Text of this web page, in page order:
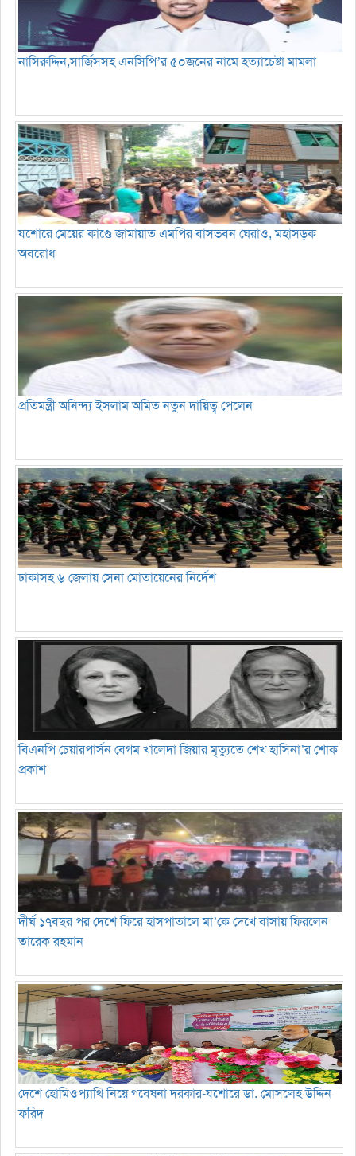
নাসিরুদ্দিন,সার্জিসসহ এনসিপি’র ৫০জনের নামে হত্যাচেষ্টা মামলা
যশোরে মেয়ের কাণ্ডে জামায়াত এমপির বাসভবন ঘেরাও, মহাসড়ক
অবরোধ
প্রতিমন্ত্রী অনিন্দ্য ইসলাম অমিত নতুন দায়িত্ব পেলেন
ঢাকাসহ ৬ জেলায় সেনা মোতায়েনের নির্দেশ
বিএনপি চেয়ারপার্সন বেগম খালেদা জিয়ার মৃত্যুতে শেখ হাসিনা’র শোক
প্রকাশ
দীর্ঘ ১৭বছর পর দেশে ফিরে হাসপাতালে মা’কে দেখে বাসায় ফিরলেন
তারেক রহমান
দেশে হোমিওপ্যাথি নিয়ে গবেষনা দরকার-যশোরে ডা. মোসলেহ উদ্দিন
ফরিদ